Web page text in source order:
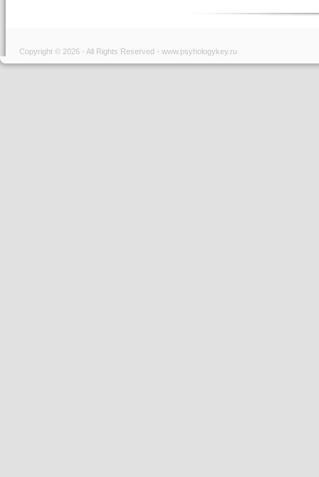
Copyright © 2026 - All Rights Reserved - www.psyhologykey.ru